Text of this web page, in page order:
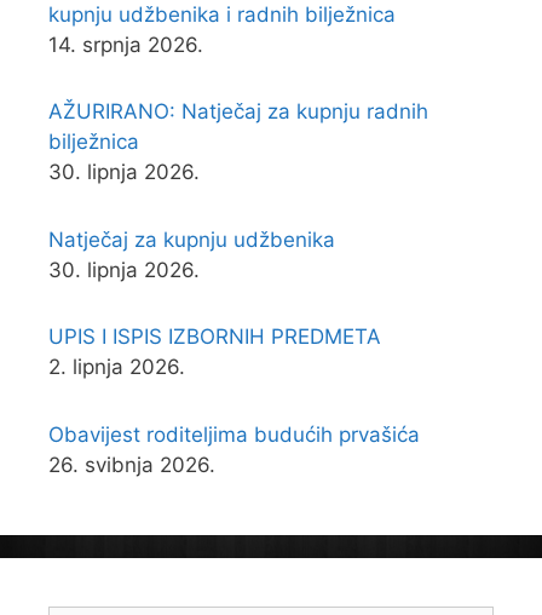
kupnju udžbenika i radnih bilježnica
14. srpnja 2026.
AŽURIRANO: Natječaj za kupnju radnih
bilježnica
30. lipnja 2026.
Natječaj za kupnju udžbenika
30. lipnja 2026.
UPIS I ISPIS IZBORNIH PREDMETA
2. lipnja 2026.
Obavijest roditeljima budućih prvašića
26. svibnja 2026.